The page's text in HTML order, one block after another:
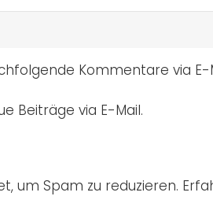
Kommentare via E-
Beiträge via E-Mail.
um Spam zu reduzieren.